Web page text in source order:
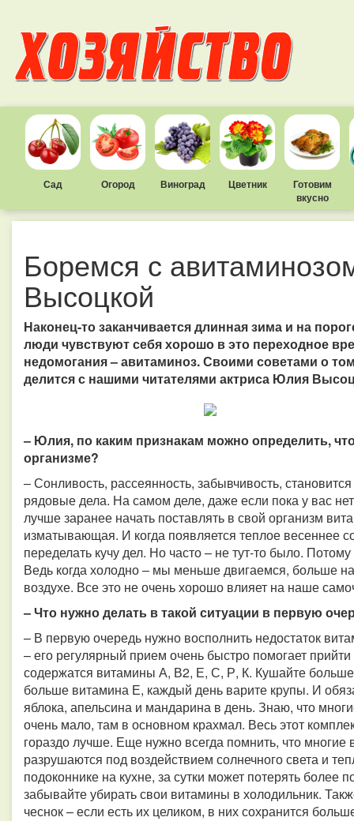
Сад Огород Виноград Цветник
Готовим
вкусно
Боремся с
Высоцкой
Наконец-то заканчивается длинная зима и на
люди чувствуют себя хорошо в это переходное
недомогания – авитаминоз. Своими советами о
делится с нашими читателями актриса Юлия
– Юлия, по каким признакам можно определить,
организме?
– Сонливость, рассеянность, забывчивость,
рядовые дела. На самом деле, даже если пока у вас
лучше заранее начать поставлять в свой организм
изматывающая. И когда появляется теплое весеннее
переделать кучу дел. Но часто – не тут-то было.
Ведь когда холодно – мы меньше двигаемся, больше
воздухе. Все это не очень хорошо влияет на наше
– Что нужно делать в такой ситуации в первую
– В первую очередь нужно восполнить недостаток
– его регулярный прием очень быстро помогает
содержатся витамины А, В2, Е, С, Р, К. Кушайте
больше витамина Е, каждый день варите крупы. И
яблока, апельсина и мандарина в день. Знаю, что
очень мало, там в основном крахмал. Весь этот
гораздо лучше. Еще нужно всегда помнить, что
разрушаются под воздействием солнечного света и
подоконнике на кухне, за сутки может потерять
забывайте убирать свои витамины в холодильник.
чеснок – если есть их целиком, в них сохранится